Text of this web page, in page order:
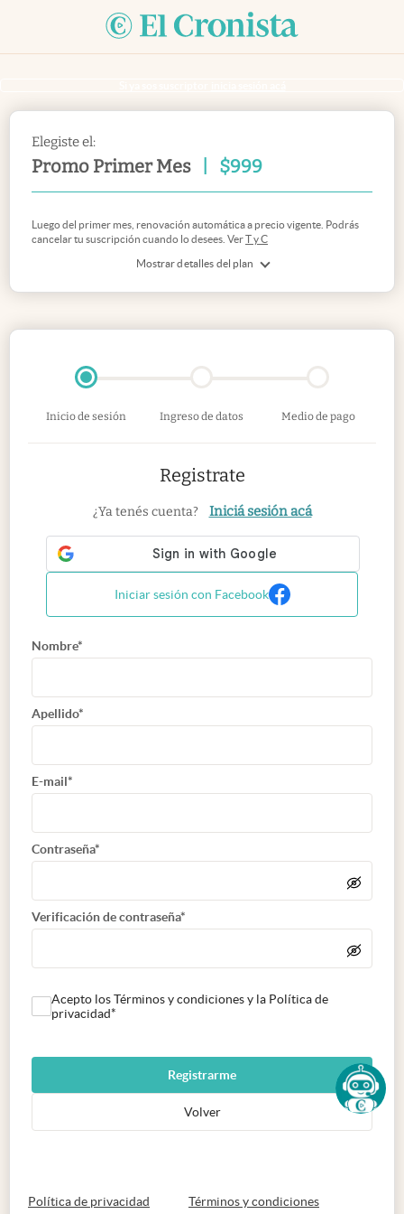
Elegiste el:
Promo Primer Mes $999
Mostrar detalles del plan
Luego del primer mes, renovación automática a precio vigente. Podrás
cancelar tu suscripción cuando lo desees. VerT y C
Inicio de sesión Ingreso de datos Medio de pago
Registrate
¿Ya tenés cuenta? Iniciá sesión acá
Iniciar sesión con Facebook
Nombre*
Apellido*
E-mail*
Contraseña*
Verificación de contraseña*
Acepto los Términos y condiciones y la Política de
privacidad*
Registrarme
Volver
Política de privacidad abre en nueva pestaña
Términos y condicionesabre en nueva